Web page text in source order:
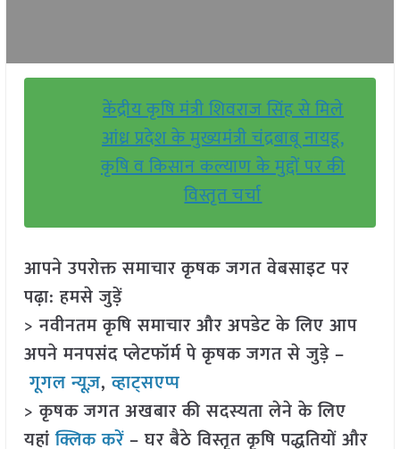
केंद्रीय कृषि मंत्री शिवराज सिंह से मिले
आंध्र प्रदेश के मुख्यमंत्री चंद्रबाबू नायडू,
कृषि व किसान कल्याण के मुद्दों पर की
विस्तृत चर्चा
आपने उपरोक्त समाचार कृषक जगत वेबसाइट पर
पढ़ा: हमसे जुड़ें
> नवीनतम कृषि समाचार और अपडेट के लिए आप
अपने मनपसंद प्लेटफॉर्म पे कृषक जगत से जुड़े –
गूगल न्यूज़,व्हाट्सएप्प
> कृषक जगत अखबार की सदस्यता लेने के लिए
यहांक्लिक करें– घर बैठे विस्तृत कृषि पद्धतियों और